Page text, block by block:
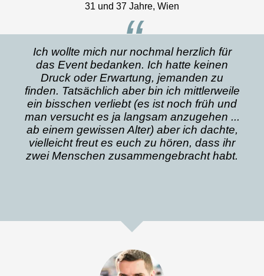
31 und 37 Jahre, Wien
“
Ich wollte mich nur nochmal herzlich für
das Event bedanken. Ich hatte keinen
Druck oder Erwartung, jemanden zu
finden. Tatsächlich aber bin ich mittlerweile
ein bisschen verliebt (es ist noch früh und
man versucht es ja langsam anzugehen ...
ab einem gewissen Alter) aber ich dachte,
vielleicht freut es euch zu hören, dass ihr
zwei Menschen zusammengebracht habt.